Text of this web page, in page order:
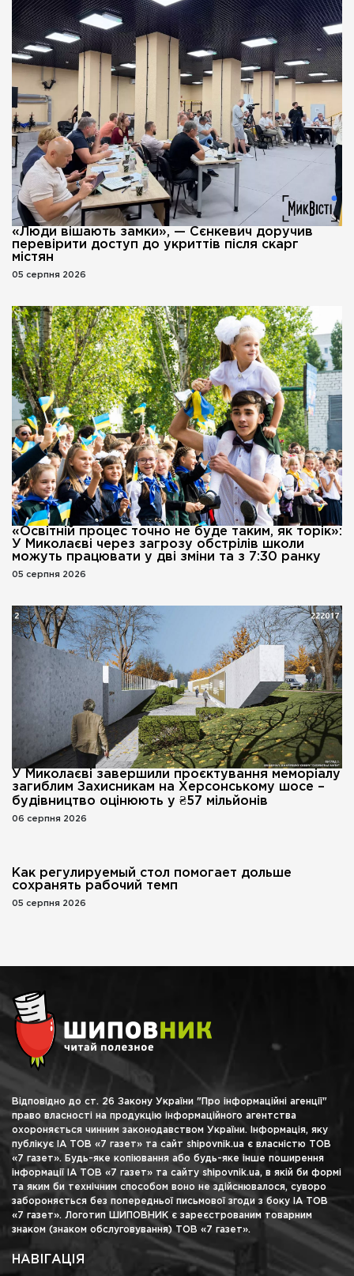
«Люди вішають замки», — Сєнкевич доручив
перевірити доступ до укриттів після скарг
містян
05 серпня 2026
«Освітній процес точно не буде таким, як торік»:
У Миколаєві через загрозу обстрілів школи
можуть працювати у дві зміни та з 7:30 ранку
05 серпня 2026
У Миколаєві завершили проєктування меморіалу
загиблим Захисникам на Херсонському шосе –
будівництво оцінюють у ₴57 мільйонів
06 серпня 2026
Как регулируемый стол помогает дольше
сохранять рабочий темп
05 серпня 2026
Відповідно до ст. 26 Закону України "Про інформаційні агенції"
право власності на продукцію інформаційного агентства
охороняється чинним законодавством України. Інформація, яку
публікує ІА ТОВ «7 газет» та сайт shipovnik.ua є власністю ТОВ
«7 газет». Будь-яке копіювання або будь-яке інше поширення
інформації ІА ТОВ «7 газет» та сайту shipovnik.ua, в якій би формі
та яким би технічним способом воно не здійснювалося, суворо
забороняється без попередньої письмової згоди з боку ІА ТОВ
«7 газет». Логотип ШИПОВНИК є зареєстрованим товарним
знаком (знаком обслуговування) ТОВ «7 газет».
НАВІГАЦІЯ